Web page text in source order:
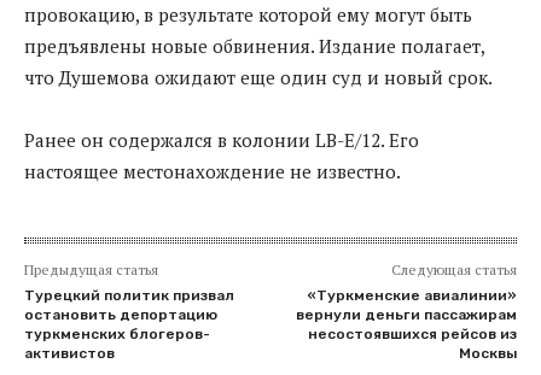
провокацию, в результате которой ему могут быть
предъявлены новые обвинения. Издание полагает,
что Душемова ожидают еще один суд и новый срок.
Ранее он содержался в колонии LB-E/12. Его
настоящее местонахождение не известно.
Предыдущая статья
Турецкий политик призвал
остановить депортацию
туркменских блогеров-
активистов
Следующая статья
«Туркменские авиалинии»
вернули деньги пассажирам
несостоявшихся рейсов из
Москвы